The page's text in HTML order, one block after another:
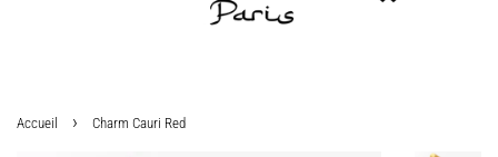
Accueil › Charm Cauri Red